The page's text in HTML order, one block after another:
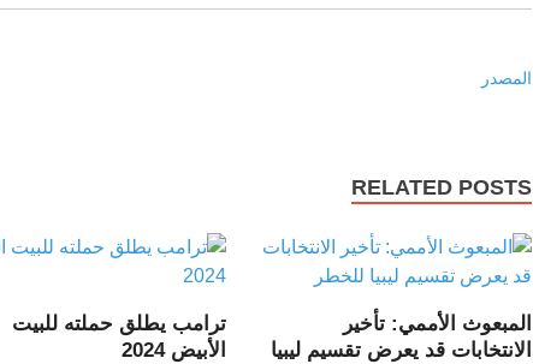
المصدر
RELATED POSTS
المبعوث الأممي: تأخير
الانتخابات قد يعرض تقسيم ليبيا
ترامب يطلق حملته للبيت
الأبيض 2024